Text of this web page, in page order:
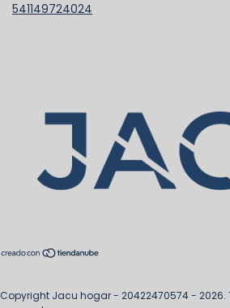
541149724024
Copyright Jacu hogar - 20422470574 - 2026.